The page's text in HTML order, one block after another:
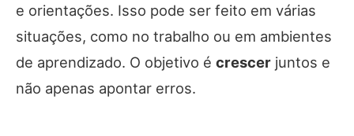
e orientações. Isso pode ser feito em várias
situações, como no trabalho ou em ambientes
de aprendizado. O objetivo é crescer juntos e
não apenas apontar erros.